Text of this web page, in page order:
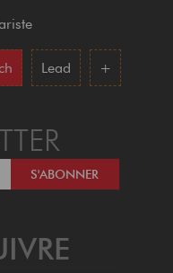
Lead +